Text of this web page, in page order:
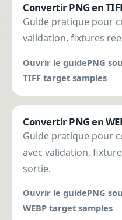
Convertir PNG en
Guide pratique pour
validation, fixtures
Ouvrir le guidePNG
TIFF target samples
Convertir PNG en
Guide pratique pour
avec validation,
sortie.
Ouvrir le guidePNG
WEBP target samples